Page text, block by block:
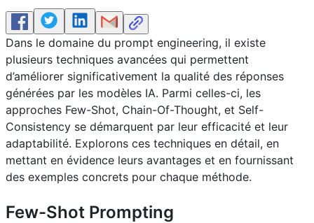
Dans le domaine du prompt engineering, il existe
plusieurs techniques avancées qui permettent
d’améliorer significativement la qualité des réponses
générées par les modèles IA. Parmi celles-ci, les
approches Few-Shot, Chain-Of-Thought, et Self-
Consistency se démarquent par leur efficacité et leur
adaptabilité. Explorons ces techniques en détail, en
mettant en évidence leurs avantages et en fournissant
des exemples concrets pour chaque méthode.
Few-Shot Prompting